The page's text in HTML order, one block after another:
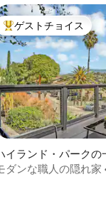
5つ星中4.88つ星の
大好評のゲストチョイ
ゲストチョイス
イランド・パークの
ダンな職人の隠れ家